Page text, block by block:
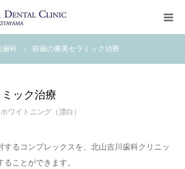
歯科 前歯の審美セラミック治療
ック治療
ホワイトニング（漂白）
するコンプレックスを、北山吉川歯科クリニッ
ことができます。